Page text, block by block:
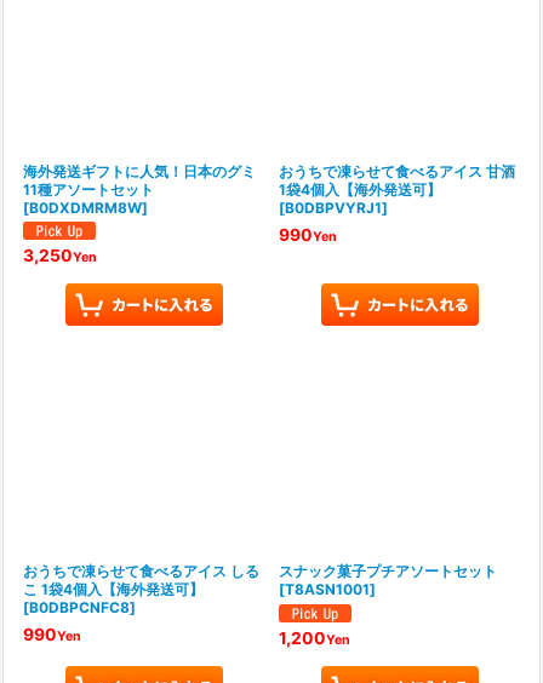
海外発送ギフトに人気！日本のグミ
11種アソートセット
[B0DXDMRM8W]
3,250Yen
おうちで凍らせて食べるアイス 甘酒
1袋4個入【海外発送可】
[B0DBPVYRJ1]
990Yen
おうちで凍らせて食べるアイス しる
こ 1袋4個入【海外発送可】
[B0DBPCNFC8]
990Yen
スナック菓子プチアソートセット
[T8ASN1001]
1,200Yen